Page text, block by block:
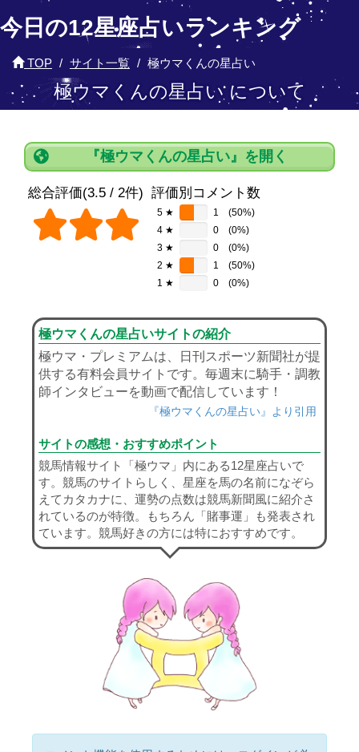
今日の12星座占いランキング
TOP サイト一覧 極ウマくんの星占い
極ウマくんの星占い について
『極ウマくんの星占い』を開く
総合評価(3.5 / 2件) 評価別コメント数
5 ★ 1
(50%)
4 ★
0
(0%)
3 ★
0
(0%)
2 ★
1
(50%)
1 ★
0 (0%)
極ウマくんの星占いサイトの紹介
極ウマ・プレミアムは、日刊スポーツ新聞社が提
供する有料会員サイトです。毎週末に騎手・調教
師インタビューを動画で配信しています！
『極ウマくんの星占い』より引用
サイトの感想・おすすめポイント
競馬情報サイト「極ウマ」内にある12星座占いで
す。競馬のサイトらしく、星座を馬の名前になぞら
えてカタカナに、運勢の点数は競馬新聞風に紹介さ
れているのが特徴。もちろん「賭事運」も発表され
ています。競馬好きの方には特におすすめです。